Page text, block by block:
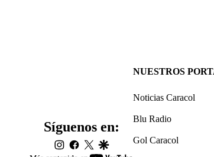
Síguenos en:
instagram
facebook
twittergoogle
NUESTROS
Noticias Caracol
Blu Radio
Gol Caracol